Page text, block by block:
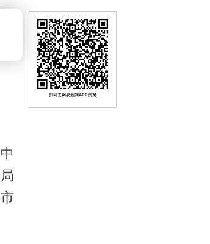
扫码去网易新闻APP浏览